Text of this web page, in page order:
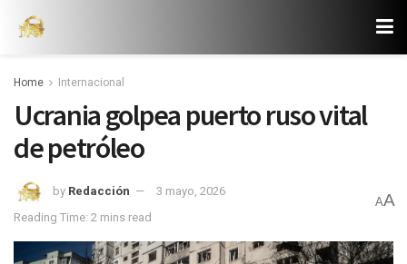
Home Internacional
Ucrania golpea puerto ruso vital
de petróleo
by Redacción
3 mayo, 2026
Reading Time: 2 mins read
AA